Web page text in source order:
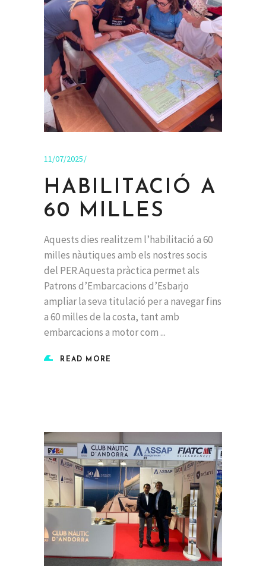
11/07/2025
HABILITACIÓ A
60 MILLES
Aquests dies realitzem l’habilitació a 60
milles nàutiques amb els nostres socis
del PER.Aquesta pràctica permet als
Patrons d’Embarcacions d’Esbarjo
ampliar la seva titulació per a navegar fins
a 60 milles de la costa, tant amb
embarcacions a motor com
READ MORE